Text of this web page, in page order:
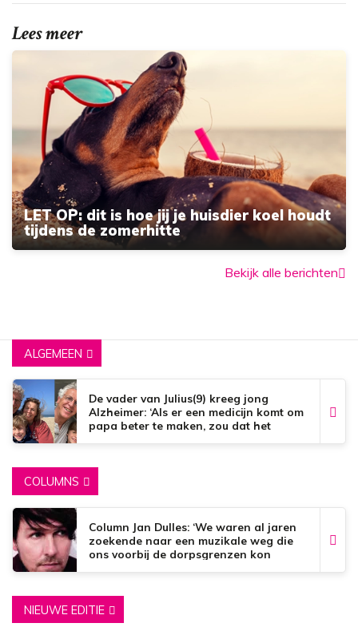
Lees meer
LET OP: dit is hoe jij je huisdier koel houdt
tijdens de zomerhitte
Bekijk alle berichten
ALGEMEEN
De vader van Julius(9) kreeg jong
Alzheimer: ‘Als er een medicijn komt om
papa beter te maken, zou dat het
COLUMNS
Column Jan Dulles: ‘We waren al jaren
zoekende naar een muzikale weg die
ons voorbij de dorpsgrenzen kon
NIEUWE EDITIE